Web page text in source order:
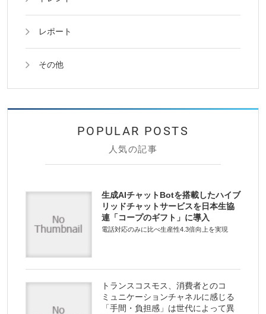
レポート
その他
人気の記事
生成AIチャットBotを搭載したハイブ
リッドチャットサービスを日本生協
連「コープのギフト」に導入
電話対応のみに比べ生産性4.3倍向上を実現
トランスコスモス、消費者とのコ
ミュニケーションチャネルに感じる
「手間・負担感」は世代によって異